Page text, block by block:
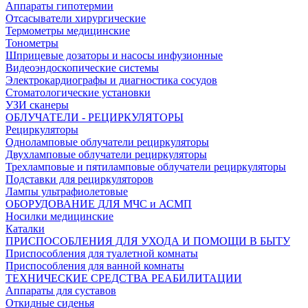
Аппараты гипотермии
Отсасыватели хирургические
Термометры медицинские
Тонометры
Шприцевые дозаторы и насосы инфузионные
Видеоэндоскопические системы
Электрокардиографы и диагностика сосудов
Стоматологические установки
УЗИ сканеры
ОБЛУЧАТЕЛИ - РЕЦИРКУЛЯТОРЫ
Рециркуляторы
Одноламповые облучатели рециркуляторы
Двухламповые облучатели рециркуляторы
Трехламповые и пятиламповые облучатели рециркуляторы
Подставки для рециркуляторов
Лампы ультрафиолетовые
ОБОРУДОВАНИЕ ДЛЯ МЧС и АСМП
Носилки медицинские
Каталки
ПРИСПОСОБЛЕНИЯ ДЛЯ УХОДА И ПОМОЩИ В БЫТУ
Приспособления для туалетной комнаты
Приспособления для ванной комнаты
ТЕХНИЧЕСКИЕ СРЕДСТВА РЕАБИЛИТАЦИИ
Аппараты для суставов
Откидные сиденья